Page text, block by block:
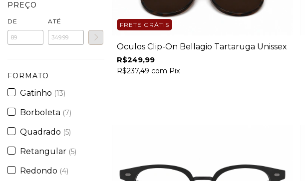
PREÇO
DE ATÉ
FORMATO
Gatinho (13)
Borboleta (7)
Quadrado (5)
Retangular (5)
Redondo (4)
FRETE GRÁTIS
Óculos Clip-On Bellagio Tartaruga Unissex
R$249,99
R$237,49 com Pix